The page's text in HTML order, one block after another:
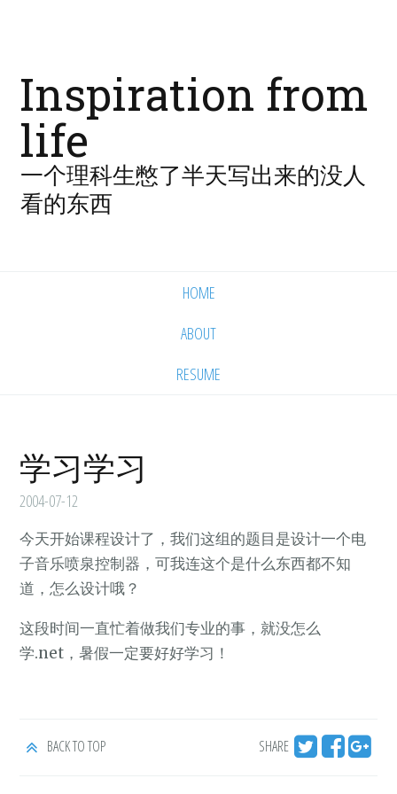
Inspiration from
life
一个理科生憋了半天写出来的没人
看的东西
HOME
ABOUT
RESUME
学习学习
2004-07-12
今天开始课程设计了，我们这组的题目是设计一个电
子音乐喷泉控制器，可我连这个是什么东西都不知
道，怎么设计哦？
这段时间一直忙着做我们专业的事，就没怎么
学.net，暑假一定要好好学习！
BACK TO TOP SHARE